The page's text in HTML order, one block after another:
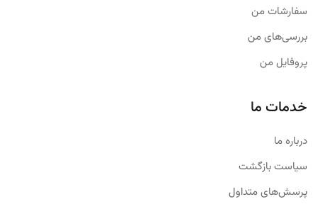
سفارشات من
بررسی‌های من
پروفایل من
خدمات ما
درباره ما
سیاست بازگشت
پرسش‌های متداول